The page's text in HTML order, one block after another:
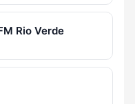
Rio Verde